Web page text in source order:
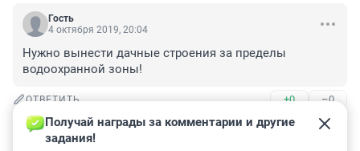
Гость
4 октября 2019, 20:04
Нужно вынести дачные строения за пределы
водоохранной зоны!
ОТВЕТИТЬ +0 –0
Гость
4 октября 2019, 17:46
Получай награды за комментарии и другие
задания!